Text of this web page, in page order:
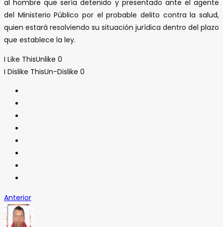
al hombre que sería detenido y presentado ante el agente
del Ministerio Público por el probable delito contra la salud,
quien estará resolviendo su situación jurídica dentro del plazo
que establece la ley.
I Like ThisUnlike 0
I Dislike ThisUn-Dislike 0
Anterior